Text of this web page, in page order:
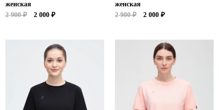
женская
2 900 ₽
2 000 ₽
женская
2 900 ₽
2 000 ₽